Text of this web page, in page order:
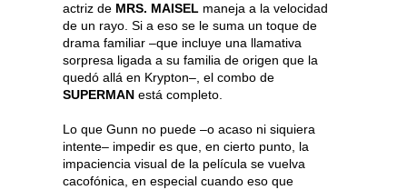
actriz de MRS. MAISEL maneja a la velocidad
de un rayo. Si a eso se le suma un toque de
drama familiar –que incluye una llamativa
sorpresa ligada a su familia de origen que la
quedó allá en Krypton–, el combo de
SUPERMAN está completo.
Lo que Gunn no puede –o acaso ni siquiera
intente– impedir es que, en cierto punto, la
impaciencia visual de la película se vuelva
cacofónica, en especial cuando eso que